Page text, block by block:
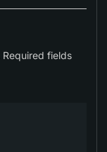
Required fields